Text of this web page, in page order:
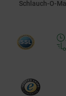
Schlauch-O-